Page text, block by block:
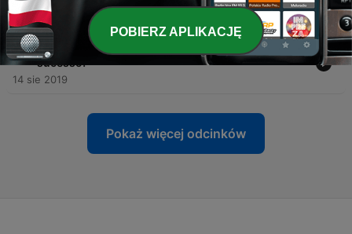
12 lis 2019
12 - SB 12 - 5 princípios básicos dos investidores de
sucesso!
14 sie 2019
Pokaż więcej odcinków
POBIERZ APLIKACJĘ